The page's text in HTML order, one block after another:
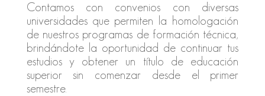
Contamos con convenios con diversas
universidades que permiten la homologación
de nuestros programas de formación técnica,
brindándote la oportunidad de continuar tus
estudios y obtener un título de educación
superior sin comenzar desde el primer
semestre.